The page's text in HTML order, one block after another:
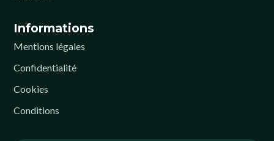
Informations
Mentions légales
Confidentialité
Cookies
Conditions